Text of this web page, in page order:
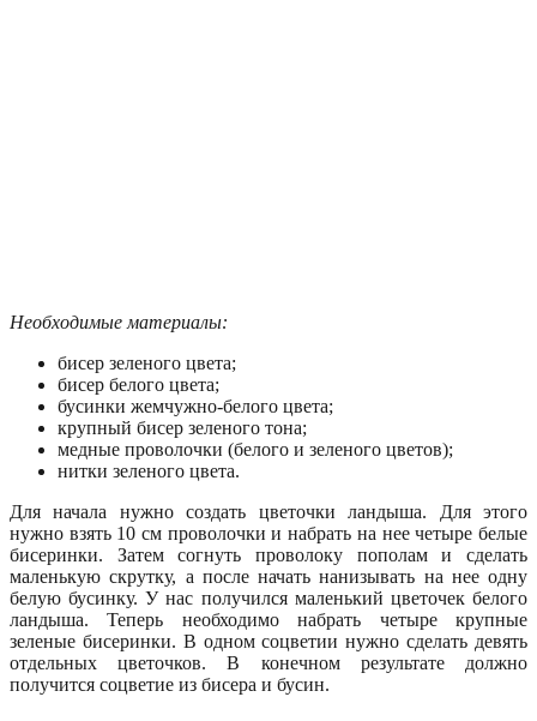
Необходимые материалы:
бисер зеленого цвета;
бисер белого цвета;
бусинки жемчужно-белого цвета;
крупный бисер зеленого тона;
медные проволочки (белого и зеленого цветов);
нитки зеленого цвета.
Для начала нужно создать цветочки ландыша. Для этого
нужно взять 10 см проволочки и набрать на нее четыре белые
бисеринки. Затем согнуть проволоку пополам и сделать
маленькую скрутку, а после начать нанизывать на нее одну
белую бусинку. У нас получился маленький цветочек белого
ландыша. Теперь необходимо набрать четыре крупные
зеленые бисеринки. В одном соцветии нужно сделать девять
отдельных цветочков. В конечном результате должно
получится соцветие из бисера и бусин.